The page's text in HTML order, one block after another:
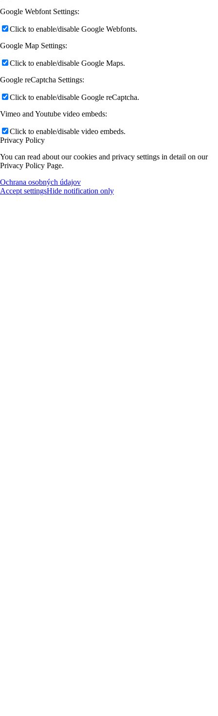
Google Webfont Settings:
Click to enable/disable Google Webfonts.
Google Map Settings:
Click to enable/disable Google Maps.
Google reCaptcha Settings:
Click to enable/disable Google reCaptcha.
Vimeo and Youtube video embeds:
Click to enable/disable video embeds.
Privacy Policy
You can read about our cookies and privacy settings in detail on our
Privacy Policy Page.
Ochrana osobných údajov
Accept settingsHide notification only